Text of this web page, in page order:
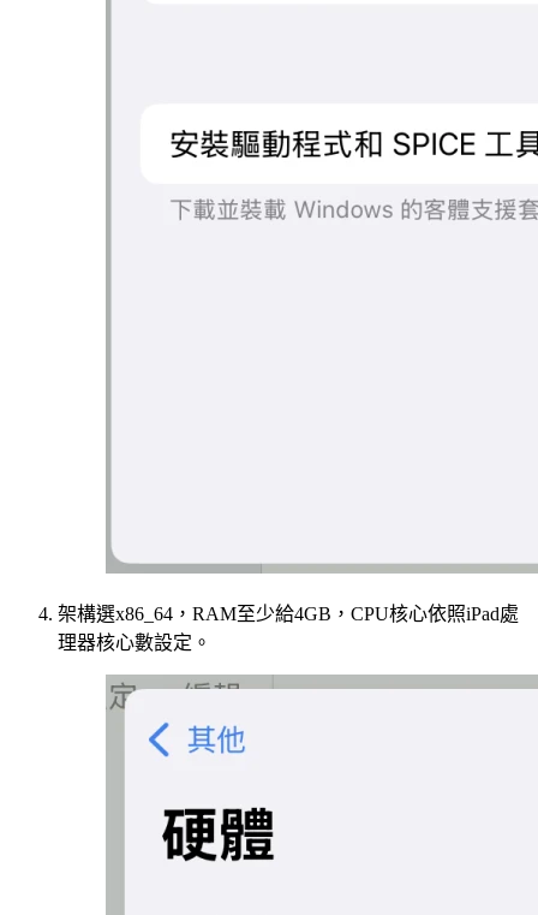
架構選x86_64，RAM至少給4GB，CPU核心依照iPad處
理器核心數設定。